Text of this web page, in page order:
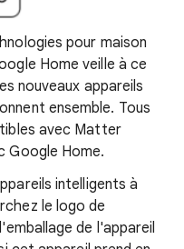
pour maison
Home veille à ce
nouveaux appareils
ensemble. Tous
avec Matter
Google Home.
intelligents à
le logo de
de l'appareil